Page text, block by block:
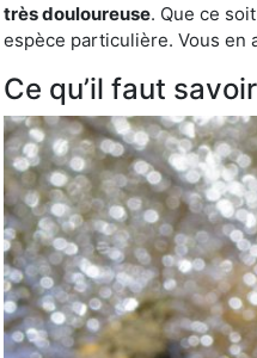
très douloureuse. Que ce
espèce particulière. Vous en
Ce qu’il faut